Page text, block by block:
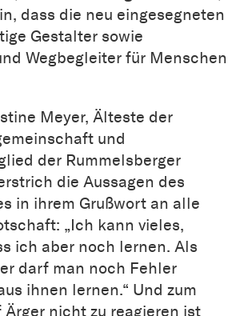
dass die neu eingesegneten
Gestalter sowie
Wegbegleiter für Menschen
Meyer, Älteste der
und
der Rummelsberger
die Aussagen des
in ihrem Grußwort an alle
„Ich kann vieles,
ich aber noch lernen. Als
darf man noch Fehler
ihnen lernen.“ Und zum
Ärger nicht zu reagieren ist